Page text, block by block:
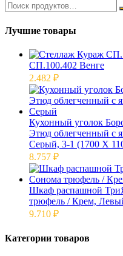
Лучшие товары
СП.100.402 Венге
2.482 ₽
Кухонный уголок
Этюд облегченный с
Серый, 3-1 (1700 Х
8.757 ₽
Шкаф распашной
трюфель / Крем,
9.710 ₽
Категории товаров